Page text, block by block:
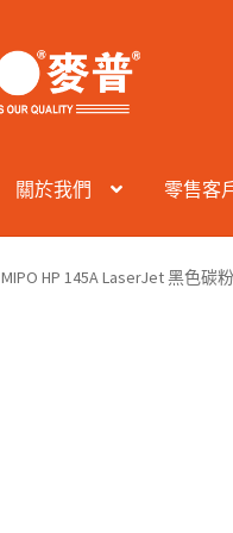
關於我們 零售客
MIPO HP 145A LaserJet 黑色碳